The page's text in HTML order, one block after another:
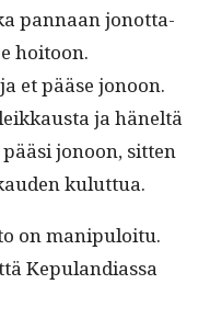
pan­naan jonot­ta­
hoitoon.
et pääse jonoon.
ja häneltä
jonoon, sit­ten
kuluttua.
on manipuloitu.
Kepu­lan­di­as­sa